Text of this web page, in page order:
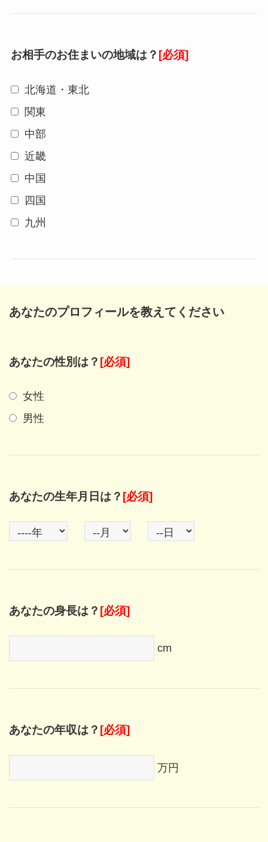
お相手のお住まいの地域は？ [必須]
北海道・東北
関東
中部
近畿
中国
四国
九州
あなたのプロフィールを教えてください
あなたの性別は？ [必須]
女性
男性
あなたの生年月日は？ [必須]
あなたの身長は？ [必須]
cm
あなたの年収は？ [必須]
万円